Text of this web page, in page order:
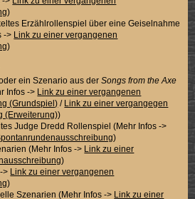
)
Erzählrollenspiel über eine Geiselnahme
-> Link zu einer vergangenen
)
ein Szenario aus derSongs from the Axe
Infos -> Link zu einer vergangenen
(Grundspiel) / Link zu einer vergangegen
(Erweiterung))
Judge Dredd Rollenspiel (Mehr Infos ->
)
(Mehr Infos -> Link zu einer
)
> Link zu einer vergangenen
)
Szenarien (Mehr Infos -> Link zu einer